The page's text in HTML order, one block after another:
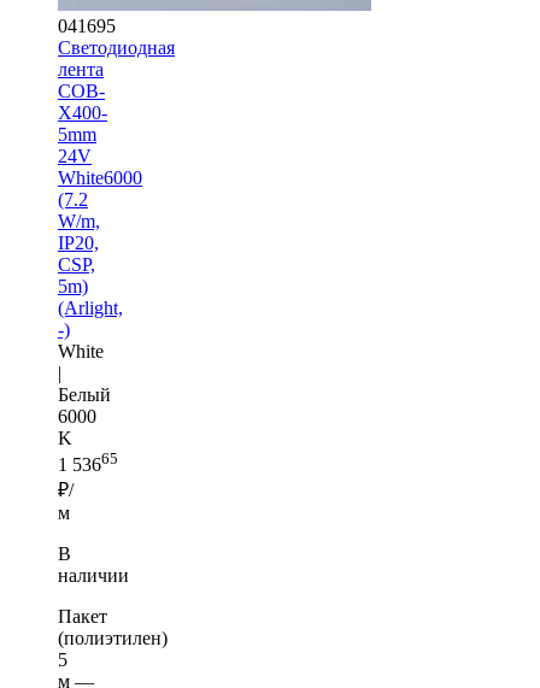
041695
Светодиодная
лента
COB-
X400-
5mm
24V
White6000
(7.2
W/m,
IP20,
CSP,
5m)
(Arlight,
-)
White
|
Белый
6000
K
1 53665
₽/
м
В
наличии
Пакет
(полиэтилен)
5
м —